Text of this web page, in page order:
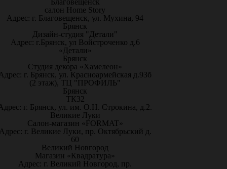
Благовещенск
салон Home Story
Адрес: г. Благовещенск, ул. Мухина, 94
Брянск
Дизайн-студия "Детали"
Адрес: г.Брянск, ул Войстроченко д.6
«Детали»
Брянск
Студия декора «Хамелеон»
г. Брянск, ул. Красноармейская д.93б
(2 этаж), ТЦ "ПРОФИЛЬ"
Брянск
ТК32
г. Брянск, ул. им. О.Н. Строкина, д.2.
Великие Луки
Салон-магазин «FORMAT»
г. Великие Луки, пр. Октябрьский д.
60
Великий Новгород
Магазин «Квадратура»
Адрес: г. Великий Новгород, пр.